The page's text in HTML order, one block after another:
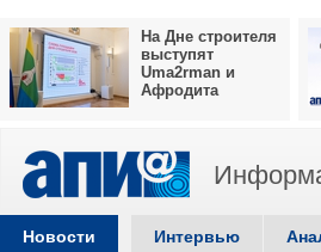
На Дне строителя
выступят
Uma2rman и
Афродита
Новости Интервью